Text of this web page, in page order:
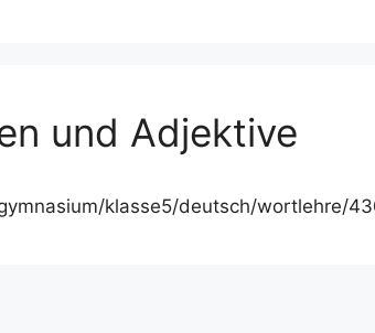
und Adjektive
klasse5/deutsch/wortlehre/